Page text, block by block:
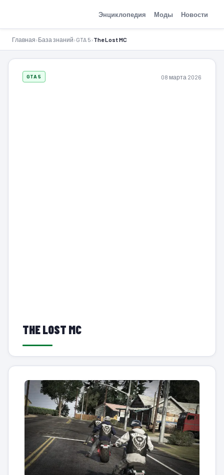
Энциклопедия Моды Новости
Главная›База знаний›GTA 5›The Lost MC
GTA 5 08 марта 2026
THE LOST MC